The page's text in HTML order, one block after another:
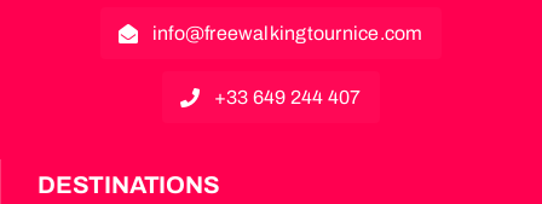
info@freewalkingtournice.com
+33 649 244 407
DESTINATIONS